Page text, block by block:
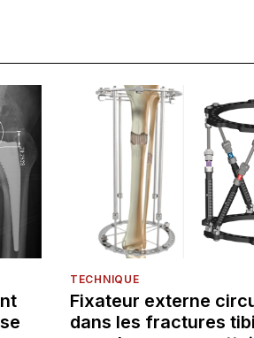
TECHNIQUE
Fixateur externe
dans les fractures